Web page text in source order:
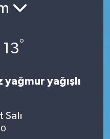
13°
yağışlı
Salı